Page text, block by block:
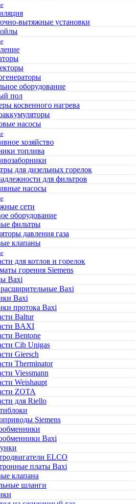
вытяжные установки
оборудование
пол
косвенного нагрева
насосы
хозяйство
топлива
для дизельных горелок
для фильтров
насосы
сети
оборудование
фильтры
давления газа
клапаны
для котлов и горелок
горения Siemens
Baxi
Baxi
Baxi
протока Baxi
Baltur
BAXI
Bentone
Cib Unigas
Giersch
Therminator
Viessmann
Weishaupt
ZOTA
для Riello
Siemens
Baxi
ELCO
платы Baxi
клапана
шланги